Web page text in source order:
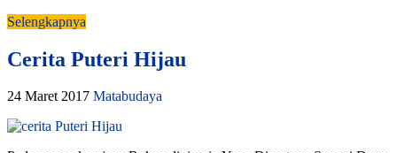
Selengkapnya
Cerita Puteri Hijau
24 Maret 2017 Matabudaya